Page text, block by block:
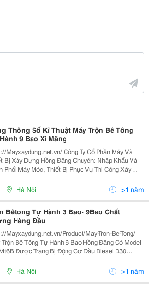
Thông Số Kĩ Thuật Máy Trộn Bê Tông
9 Bao Xi Măng
Công Ty Cổ Phần Máy Và
Dựng Hồng Đăng Chuyên: Nhập Khẩu Và
Phối Máy Móc, Thiết Bị Phục Vụ Thi Công Xây
Ty Cổ Phần Máy Và Thiết Bị Xây
Hồng Đăng Là Đơn Vị Có Kinh Nghiệm L
Hà Nội >1 năm
Bêtong Tự Hành 3 Bao- 9Bao Chất
Hàng Đầu
Mayxaydung.net.vn/Product/May-Tron-Be-Tong/
Trộn Bê Tông Tự Hành 6 Bao Hồng Đăng Có Model
Được Trang Bị Động Cơ Dầu Diesel D30
D33 Có Đề Nổ, Làm Mát Bằng Gió Nên Dễ Vận
Sử Dụng Đơn Giản, Tiết Kiệm Nhân Công, Hiệu
Hà Nội >1 năm